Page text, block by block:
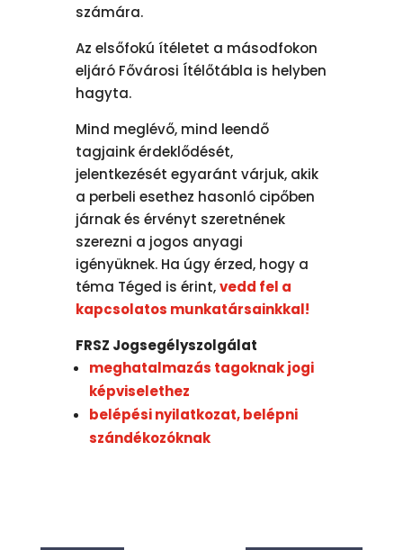
számára.
Az elsőfokú ítéletet a másodfokon
eljáró Fővárosi Ítélőtábla is helyben
hagyta.
Mind meglévő, mind leendő
tagjaink érdeklődését,
jelentkezését egyaránt várjuk, akik
a perbeli esethez hasonló cipőben
járnak és érvényt szeretnének
szerezni a jogos anyagi
igényüknek. Ha úgy érzed, hogy a
téma Téged is érint,vedd fel a
kapcsolatos munkatársainkkal!
FRSZ Jogsegélyszolgálat
meghatalmazás tagoknak jogi
képviselethez
belépési nyilatkozat, belépni
szándékozóknak